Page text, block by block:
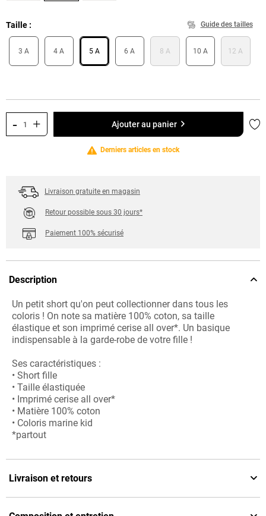
Taille Guide des tailles
3 A 4 A 5 A 6 A 8 A 10 A 12 A
- + Ajouter au panier
Derniers articles en stock
Livraison gratuite en magasin
Retour possible sous 30 jours*
Paiement 100% sécurisé
Description
Un petit short qu'on peut collectionner dans tous les
coloris ! On note sa matière 100% coton, sa taille
élastique et son imprimé cerise all over*. Un basique
indispensable à la garde-robe de votre fille !
Ses caractéristiques :
• Short fille
• Taille élastiquée
• Imprimé cerise all over*
• Matière 100% coton
• Coloris marine kid
*partout
Livraison et retours